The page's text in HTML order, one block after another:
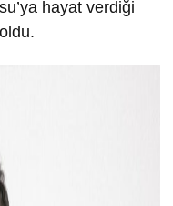
hayat verdiği